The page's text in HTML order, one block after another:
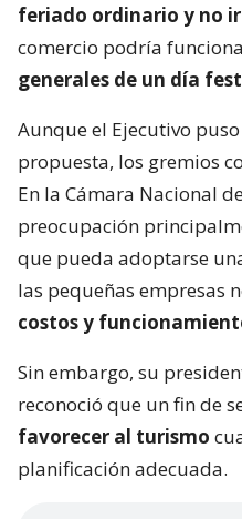
feriado ordinario y no
comercio podría
generales de un día
Aunque el Ejecutivo
propuesta, los gremios
En la Cámara Nacional
preocupación
que pueda adoptarse
las pequeñas empresas
costos y
Sin embargo, su
reconoció que un fin de
favorecer al turismo
planificación adecuada.